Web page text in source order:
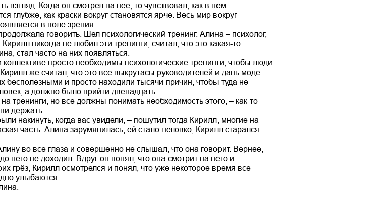
взгляд. Когда он смотрел на неё, то чувствовал, как в нём
глубже, как краски вокруг становятся ярче. Весь мир вокруг
в поле зрения.
говорить. Шел психологический тренинг. Алина – психолог,
никогда не любил эти тренинги, считал, что это какая-то
стал часто на них появляться.
просто необходимы психологические тренинги, чтобы люди
же считал, что это всё выкрутасы руководителей и дань моде.
бесполезными и просто находили тысячи причин, чтобы туда не
а должно было прийти двенадцать.
тренинги, но все должны понимать необходимость этого, – как-то
держать.
накинуть, когда вас увидели, – пошутил тогда Кирилл, многие на
часть. Алина зарумянилась, ей стало неловко, Кирилл старался
во все глаза и совершенно не слышал, что она говорит. Вернее,
не доходил. Вдруг он понял, что она смотрит на него и
грёз, Кирилл осмотрелся и понял, что уже некоторое время все
улыбаются.